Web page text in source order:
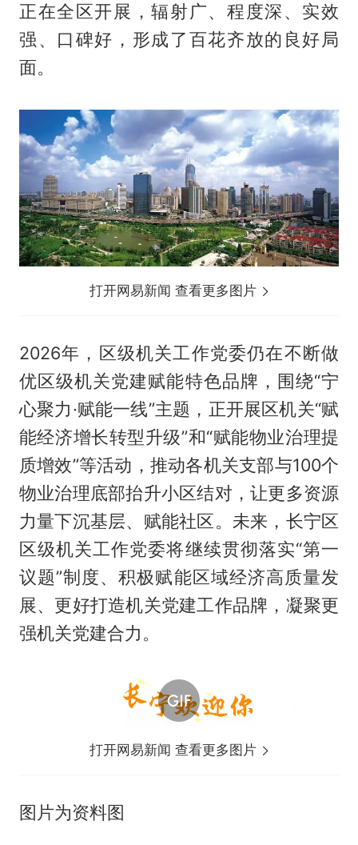
正在全区开展，辐射广、程度深、实效
强、口碑好，形成了百花齐放的良好局
面。
打开网易新闻 查看更多图片
2026年，区级机关工作党委仍在不断做
优区级机关党建赋能特色品牌，围绕“宁
心聚力·赋能一线”主题，正开展区机关“赋
能经济增长转型升级”和“赋能物业治理提
质增效”等活动，推动各机关支部与100个
物业治理底部抬升小区结对，让更多资源
力量下沉基层、赋能社区。未来，长宁区
区级机关工作党委将继续贯彻落实“第一
议题”制度、积极赋能区域经济高质量发
展、更好打造机关党建工作品牌，凝聚更
强机关党建合力。
打开网易新闻 查看更多图片
图片为资料图